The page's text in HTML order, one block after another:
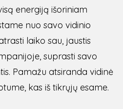
energiją išoriniam
nuo savo vidinio
laiko sau, jaustis
suprasti savo
Pamažu atsiranda vidinė
kas iš tikrųjų esame.